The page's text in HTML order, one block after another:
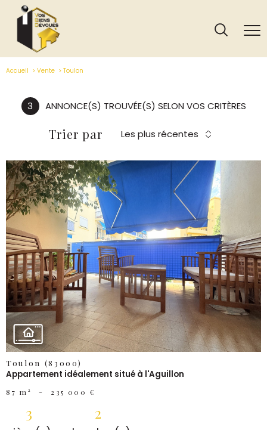
Accueil Vente Toulon
3 ANNONCE(S) TROUVÉE(S) SELON VOS CRITÈRES
Trier par Les plus récentes
VOIR LE
BIEN
Toulon (83000)
Appartement idéalement situé à l'Aguillon
87 m² - 235 000 €
3 2